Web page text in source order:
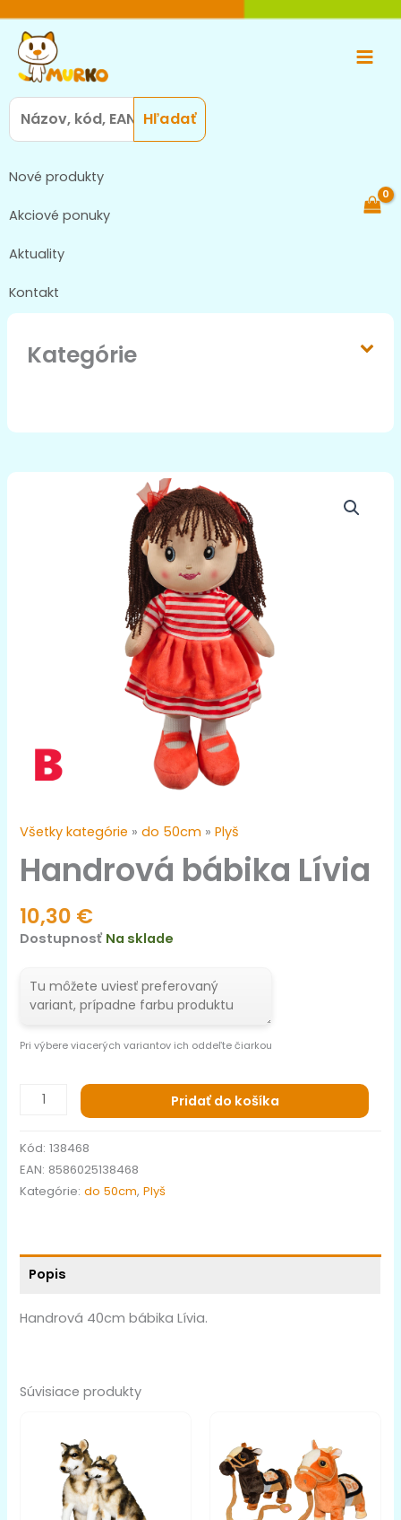
obsah
Main
Search
for:
Nové produkty
Akciové ponuky
Aktuality
Kontakt
Kategórie
Všetky kategórie »do 50cm »Plyš
Handrová bábika Lívia
10,30 €
Dostupnosť Na sklade
Pri výbere viacerých variantov ich oddeľte čiarkou
Pridať do košíka
Kód:138468
EAN: 8586025138468
Kategórie:do 50cm,Plyš
Popis
Handrová 40cm bábika Lívia.
Súvisiace produkty